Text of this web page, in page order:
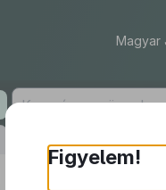
Magyar
Figyelem!